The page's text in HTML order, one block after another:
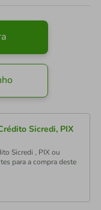
Sicredi, PIX
Sicredi , PIX ou
para a compra deste